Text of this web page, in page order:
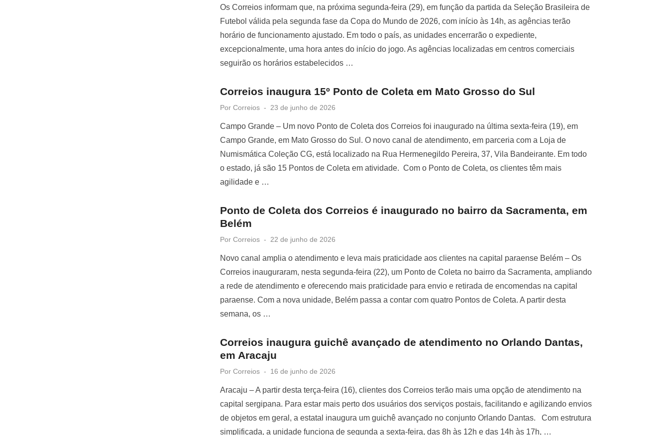
Os Correios informam que, na próxima segunda-feira (29), em função da partida da Seleção Brasileira de
Futebol válida pela segunda fase da Copa do Mundo de 2026, com início às 14h, as agências terão
horário de funcionamento ajustado. Em todo o país, as unidades encerrarão o expediente,
excepcionalmente, uma hora antes do início do jogo. As agências localizadas em centros comerciais
seguirão os horários estabelecidos …
Correios inaugura 15º Ponto de Coleta em Mato Grosso do Sul
Por Correios
Posted
23 de junho de 2026
Campo Grande – Um novo Ponto de Coleta dos Correios foi inaugurado na última sexta-feira (19), em
Campo Grande, em Mato Grosso do Sul. O novo canal de atendimento, em parceria com a Loja de
Numismática Coleção CG, está localizado na Rua Hermenegildo Pereira, 37, Vila Bandeirante. Em todo
o estado, já são 15 Pontos de Coleta em atividade. Com o Ponto de Coleta, os clientes têm mais
agilidade e …
Ponto de Coleta dos Correios é inaugurado no bairro da Sacramenta, em
Belém
Por Correios
Posted
22 de junho de 2026
Novo canal amplia o atendimento e leva mais praticidade aos clientes na capital paraense Belém – Os
Correios inauguraram, nesta segunda-feira (22), um Ponto de Coleta no bairro da Sacramenta, ampliando
a rede de atendimento e oferecendo mais praticidade para envio e retirada de encomendas na capital
paraense. Com a nova unidade, Belém passa a contar com quatro Pontos de Coleta. A partir desta
semana, os …
Correios inaugura guichê avançado de atendimento no Orlando Dantas,
em Aracaju
Por Correios
Posted
16 de junho de 2026
Aracaju – A partir desta terça-feira (16), clientes dos Correios terão mais uma opção de atendimento na
capital sergipana. Para estar mais perto dos usuários dos serviços postais, facilitando e agilizando envios
de objetos em geral, a estatal inaugura um guichê avançado no conjunto Orlando Dantas. Com estrutura
simplificada, a unidade funciona de segunda a sexta-feira, das 8h às 12h e das 14h às 17h, …